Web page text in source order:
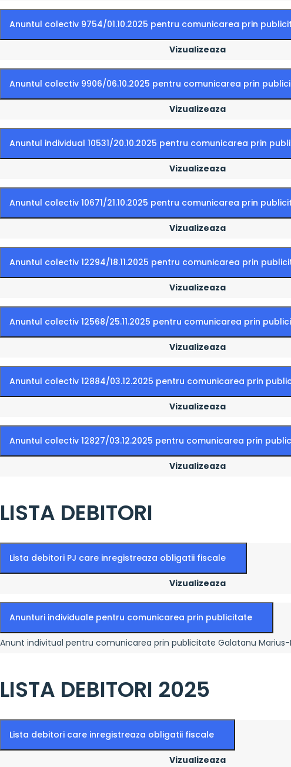
Anuntul colectiv 9754/01.10.2025 pentru comunicarea prin
Vizualizeaza
Anuntul colectiv 9906/06.10.2025 pentru comunicarea prin
Vizualizeaza
Anuntul individual 10531/20.10.2025 pentru comunicarea prin
Vizualizeaza
Anuntul colectiv 10671/21.10.2025 pentru comunicarea prin
Vizualizeaza
Anuntul colectiv 12294/18.11.2025 pentru comunicarea prin
Vizualizeaza
Anuntul colectiv 12568/25.11.2025 pentru comunicarea prin
Vizualizeaza
Anuntul colectiv 12884/03.12.2025 pentru comunicarea prin
Vizualizeaza
Anuntul colectiv 12827/03.12.2025 pentru comunicarea prin
Vizualizeaza
LISTA DEBITORI
Lista debitori PJ care inregistreaza obligatii fiscale
Vizualizeaza
Anunturi individuale pentru comunicarea prin publicitate
Anunt indivitual pentru comunicarea prin publicitate Galatanu Marius-
LISTA DEBITORI 2025
Lista debitori care inregistreaza obligatii fiscale
Vizualizeaza